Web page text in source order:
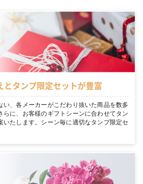
とタンプ限定セットが豊富
い、各メーカーがこだわり抜いた商品を数多
らに、お客様のギフトシーンに合わせてタン
いたします。シーン毎に適切なタンプ限定セ